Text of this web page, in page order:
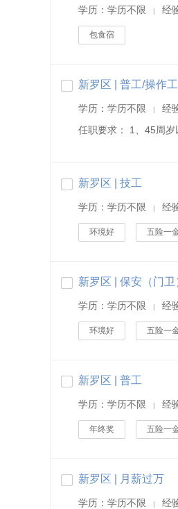
学历：学历不限 | 经
包食宿
新罗区 | 普工/操作工
学历：学历不限 | 经
任职要求： 1、45周岁
新罗区 | 技工
学历：学历不限 | 经
环境好 五险一
新罗区 | 保安（门卫
学历：学历不限 | 经
环境好 五险一
新罗区 | 普工
学历：学历不限 | 经
年终奖 五险一
新罗区 | 月薪过万
学历：学历不限 | 经